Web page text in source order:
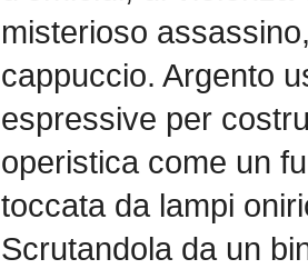
misterioso
cappuccio. Argento
espressive per
operistica come un
toccata da lampi
Scrutandola da un